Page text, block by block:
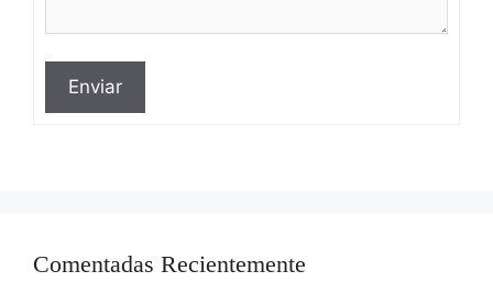
Enviar
Comentadas Recientemente